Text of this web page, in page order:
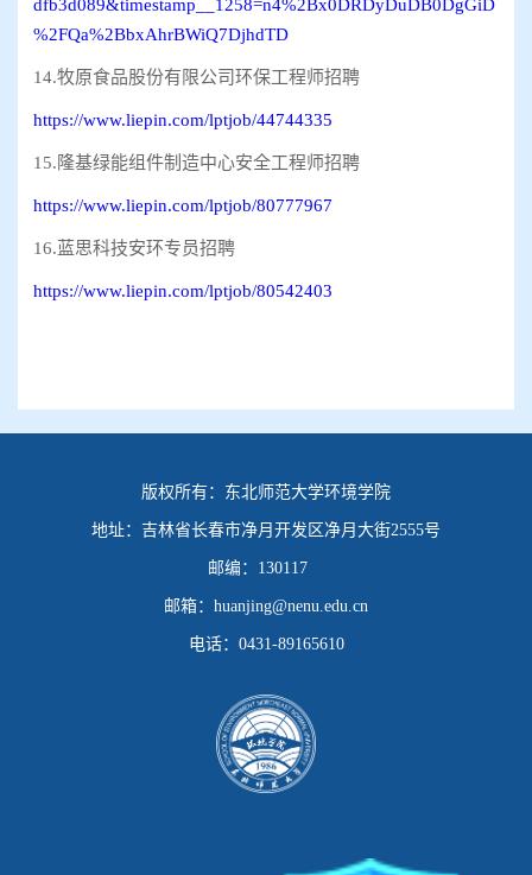
dfb3d089&timestamp__1258=n4%2Bx0DRDyDuDB0DgGiD
%2FQa%2BbxAhrBWiQ7DjhdTD
14.牧原食品股份有限公司环保工程师招聘
https://www.liepin.com/lptjob/44744335
15.隆基绿能组件制造中心安全工程师招聘
https://www.liepin.com/lptjob/80777967
16.蓝思科技安环专员招聘
https://www.liepin.com/lptjob/80542403
版权所有： 东北师范大学环境学院
地址： 吉林省长春市净月开发区净月大街2555号
邮编： 130117
邮箱： huanjing@nenu.edu.cn
电话： 0431-89165610